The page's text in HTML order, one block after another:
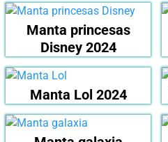
Manta princesas
Disney 2024
Manta Lol 2024